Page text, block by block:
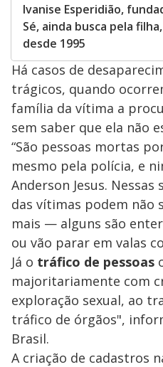
Ivanise Esperidião,
Sé, ainda busca pela
desde 1995
Há casos de
trágicos, quando
família da vítima a
sem saber que ela não
“São pessoas mortas
mesmo pela polícia, e
Anderson Jesus.
das vítimas podem não
mais — alguns são
ou vão parar em valas
Já o tráfico de pessoas
majoritariamente com
exploração sexual, ao
tráfico de órgãos",
Brasil.
A criação de cadastros